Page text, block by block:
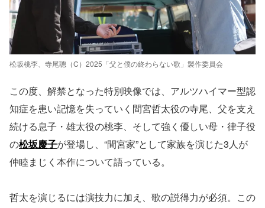
松坂桃李、寺尾聰（C）2025「父と僕の終わらない歌」製作委員会
この度、解禁となった特別映像では、アルツハイマー型認
知症を患い記憶を失っていく間宮哲太役の寺尾、父を支え
続ける息子・雄太役の桃李、そして強く優しい母・律子役
の松坂慶子が登場し、“間宮家”として家族を演じた3人が
仲睦まじく本作について語っている。
哲太を演じるには演技力に加え、歌の説得力が必須。この